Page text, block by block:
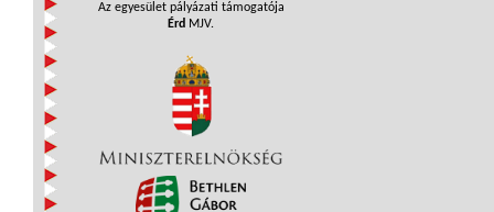
Az egyesület pályázati támogatója
Érd MJV.